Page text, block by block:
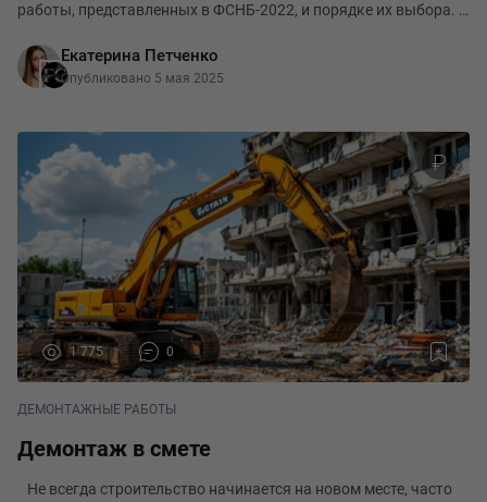
работы, представленных в ФСНБ-2022, и порядке их выбора. В
способа выполнения демонтажных рабо
Екатерина Петченко
Опубликовано 5 мая 2025
1 775 0
ДЕМОНТАЖНЫЕ РАБОТЫ
Демонтаж в смете
Не всегда строительство начинается на новом месте, часто